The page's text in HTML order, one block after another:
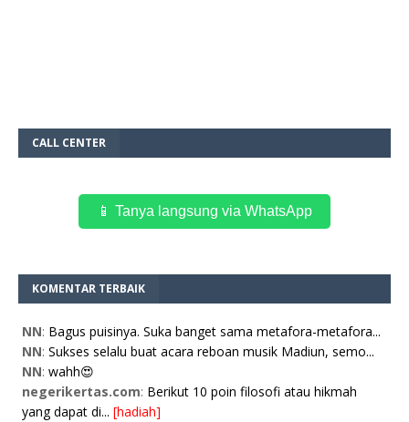
CALL CENTER
📱 Tanya langsung via WhatsApp
KOMENTAR TERBAIK
NN: Bagus puisinya. Suka banget sama metafora-metafora...
NN: Sukses selalu buat acara reboan musik Madiun, semo...
NN: wahh😍
negerikertas.com: Berikut 10 poin filosofi atau hikmah
yang dapat di... [hadiah]